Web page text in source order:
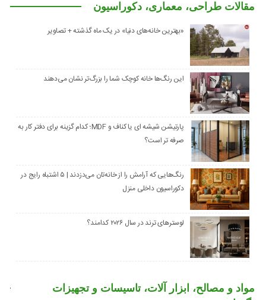
مقالات طراحی، معماری، دکوراسیون
«بهترین خانه‌های دنیا» در یک ماه گذشته + تصاویر
این رنگ‌ها خانه کوچک شما را بزرگ‌تر نشان می‌دهند
پارتیشن شیشه ای یا کناف و MDF؛ کدام گزینه برای دفتر کار به
صرفه تر است؟
رنگ‌هایی که آرامش را از خانه‌تان می‌دزدند | ۵ اشتباه رایج در
دکوراسیون داخلی منزل
لوسترهای ترند در سال ۲۰۲۶ کدامند؟
مواد و مصالح، ابزار آلات، تاسیسات و تجهیزات